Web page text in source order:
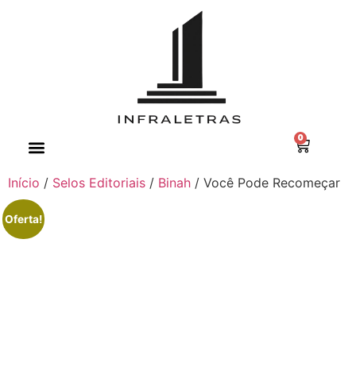
0
Início / Selos Editoriais / Binah / Você Pode Recomeçar
Oferta!